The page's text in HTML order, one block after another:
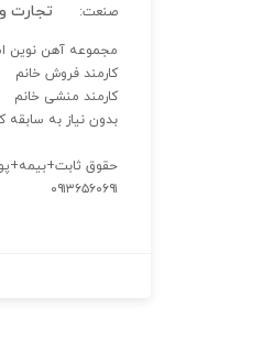
صنعت: تجارت و
مجموعه آهن نوین
کارمند فروش خانم
کارمند منشی خانم
بدون نیاز به سابقه
حقوق
۰۹۱۳۶۵۶۰۶۹۱